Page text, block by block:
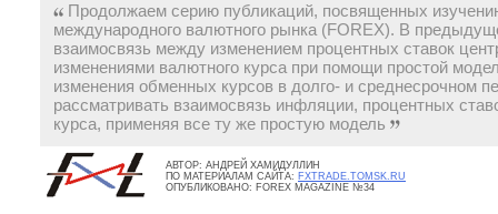
Продолжаем серию публикаций, посвященных
международного валютного рынка (FOREX). В
взаимосвязь между изменением процентных ставок
изменениями валютного курса при помощи простой
изменения обменных курсов в долго- и среднесрочном
рассматривать взаимосвязь инфляции, процентных
курса, применяя все ту же простую модель
АВТОР: АНДРЕЙ ХАМИДУЛЛИН
ПО МАТЕРИАЛАМ САЙТА: FXTRADE.TOMSK.RU
ОПУБЛИКОВАНО: FOREX MAGAZINE №34